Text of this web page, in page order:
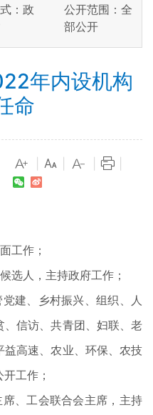
：政
公开范围：全
部公开
年内设机构
命
工作；
人，主持政府工作；
、乡村振兴、组织、人
信访、共青团、妇联、老
高速、农业、环保、农技
工作；
工会联合会主席，主持